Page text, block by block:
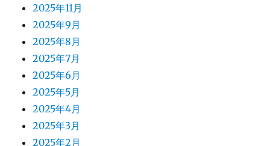
2025年11月
2025年9月
2025年8月
2025年7月
2025年6月
2025年5月
2025年4月
2025年3月
2025年2月